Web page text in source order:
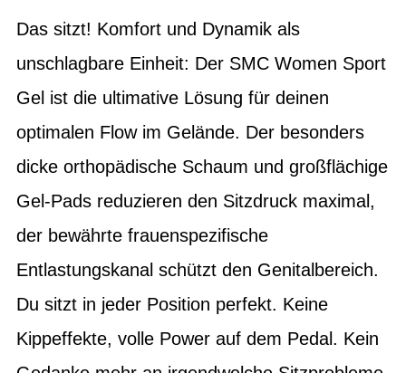
Das sitzt! Komfort und Dynamik als
unschlagbare Einheit: Der SMC Women Sport
Gel ist die ultimative Lösung für deinen
optimalen Flow im Gelände. Der besonders
dicke orthopädische Schaum und großflächige
Gel-Pads reduzieren den Sitzdruck maximal,
der bewährte frauenspezifische
Entlastungskanal schützt den Genitalbereich.
Du sitzt in jeder Position perfekt. Keine
Kippeffekte, volle Power auf dem Pedal. Kein